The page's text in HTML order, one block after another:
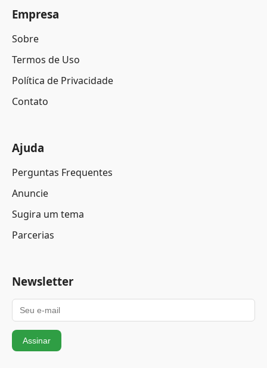
Empresa
Sobre
Termos de Uso
Política de Privacidade
Contato
Ajuda
Perguntas Frequentes
Anuncie
Sugira um tema
Parcerias
Newsletter
Assinar